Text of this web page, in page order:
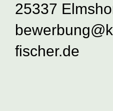
25337
fischer.de